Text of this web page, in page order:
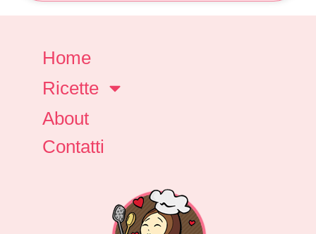
Home
Ricette
About
Contatti